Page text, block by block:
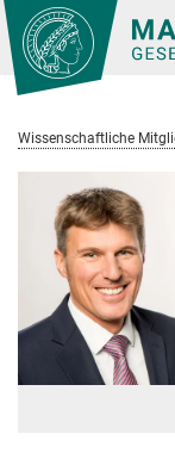
Hauptinhalt
Wissenschaftliche